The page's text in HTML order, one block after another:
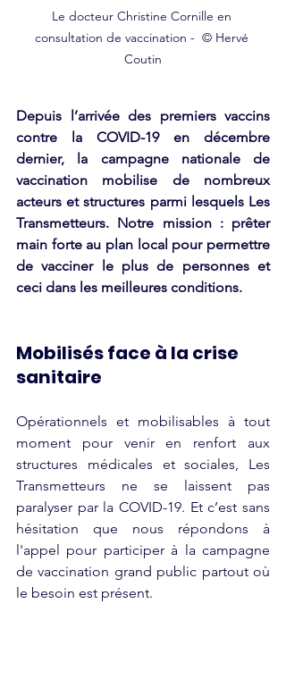
Le docteur Christine Cornille en
consultation de vaccination -  © Hervé
Coutin
Depuis l’arrivée des premiers vaccins
contre la COVID-19 en décembre
dernier, la campagne nationale de
vaccination mobilise de nombreux
acteurs et structures parmi lesquels Les
Transmetteurs. Notre mission : prêter
main forte au plan local pour permettre
de vacciner le plus de personnes et
ceci dans les meilleures conditions.
Mobilisés face à la crise
sanitaire
Opérationnels et mobilisables à tout
moment pour venir en renfort aux
structures médicales et sociales, Les
Transmetteurs ne se laissent pas
paralyser par la COVID-19. Et c’est sans
hésitation que nous répondons à
l'appel pour participer à la campagne
de vaccination grand public partout où
le besoin est présent.